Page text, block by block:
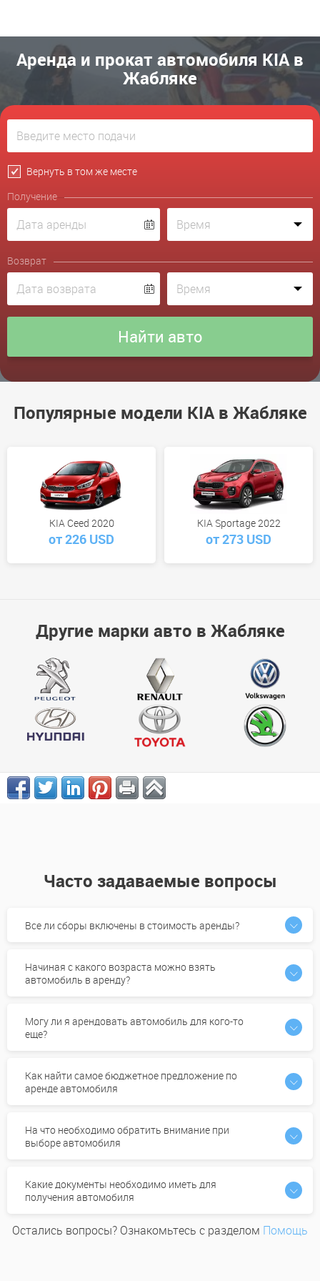
Аренда и прокат автомобиля KIA в
Жабляке
Вернуть в том же месте
Получение
Возврат
Популярные модели KIA в Жабляке
KIA Ceed 2020
от 226 USD
KIA Sportage 2022
от 273 USD
Другие марки авто в Жабляке
Часто задаваемые вопросы
Все ли сборы включены в стоимость аренды?
Начиная с какого возраста можно взять
автомобиль в аренду?
Могу ли я арендовать автомобиль для кого-то
еще?
Как найти самое бюджетное предложение по
аренде автомобиля
На что необходимо обратить внимание при
выборе автомобиля
Какие документы необходимо иметь для
получения автомобиля
Остались вопросы? Ознакомьтесь с разделом Помощь